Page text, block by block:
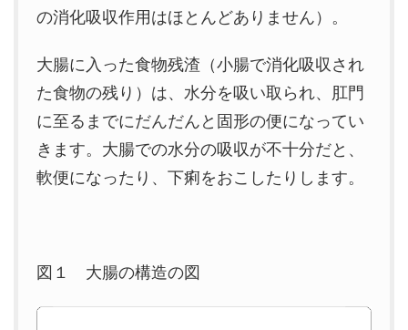
の消化吸収作用はほとんどありません）。
大腸に入った食物残渣（小腸で消化吸収され
た食物の残り）は、水分を吸い取られ、肛門
に至るまでにだんだんと固形の便になってい
きます。大腸での水分の吸収が不十分だと、
軟便になったり、下痢をおこしたりします。
図１ 大腸の構造の図